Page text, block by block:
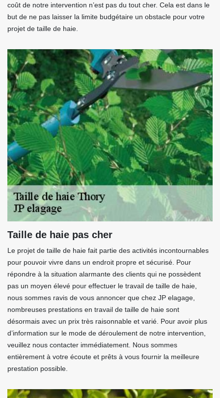
coût de notre intervention n’est pas du tout cher. Cela est dans le
but de ne pas laisser la limite budgétaire un obstacle pour votre
projet de taille de haie.
Taille de haie pas cher
Le projet de taille de haie fait partie des activités incontournables
pour pouvoir vivre dans un endroit propre et sécurisé. Pour
répondre à la situation alarmante des clients qui ne possèdent
pas un moyen élevé pour effectuer le travail de taille de haie,
nous sommes ravis de vous annoncer que chez JP elagage,
nombreuses prestations en travail de taille de haie sont
désormais avec un prix très raisonnable et varié. Pour avoir plus
d’information sur le mode de déroulement de notre intervention,
veuillez nous contacter immédiatement. Nous sommes
entièrement à votre écoute et prêts à vous fournir la meilleure
prestation possible.